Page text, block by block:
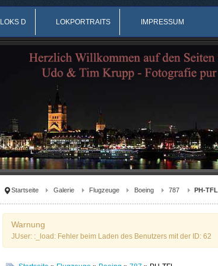
LOKS D LOKPORTRAITS IMPRESSUM
Startseite Galerie Flugzeuge Boeing 787 PH-TFL
Warnung
JUser: :_load: Fehler beim Laden des Benutzers mit der ID: 62